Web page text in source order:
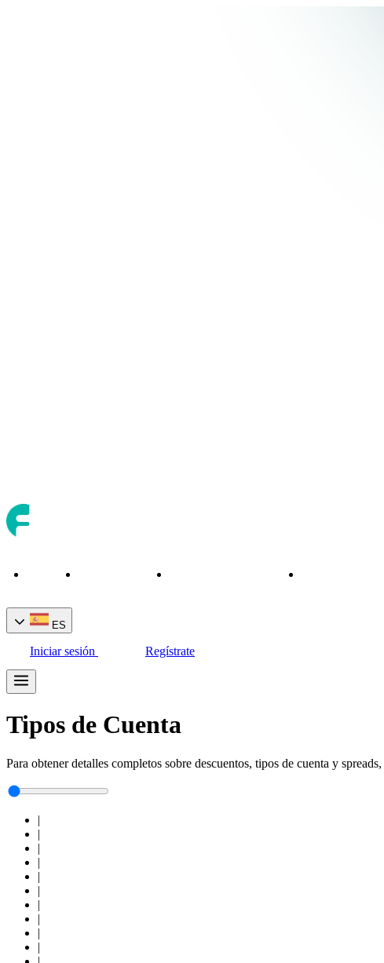
ES
Iniciar sesión Regístrate
Tipos de Cuenta
Para obtener detalles completos sobre descuentos, tipos de cuenta y spreads,
|
|
|
|
|
|
|
|
|
|